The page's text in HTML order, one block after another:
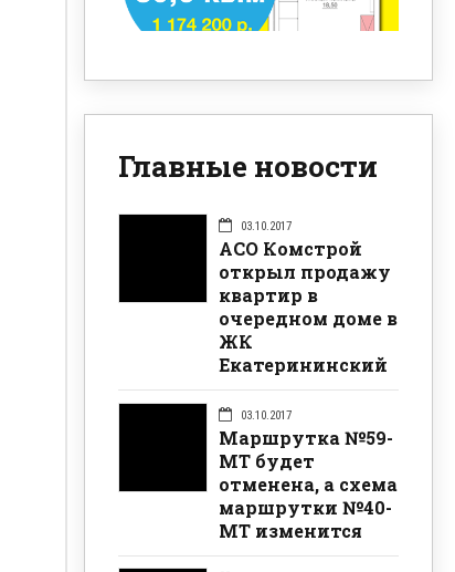
Главные новости
03.10.2017
АСО Комстрой
открыл продажу
квартир в
очередном доме в
ЖК
Екатерининский
03.10.2017
Маршрутка №59-
МТ будет
отменена, а схема
маршрутки №40-
МТ изменится